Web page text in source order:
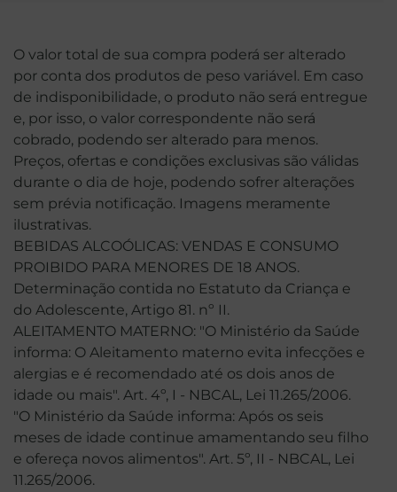
O valor total de sua compra poderá ser alterado
por conta dos produtos de peso variável. Em caso
de indisponibilidade, o produto não será entregue
e, por isso, o valor correspondente não será
cobrado, podendo ser alterado para menos.
Preços, ofertas e condições exclusivas são válidas
durante o dia de hoje, podendo sofrer alterações
sem prévia notificação. Imagens meramente
ilustrativas.
BEBIDAS ALCOÓLICAS: VENDAS E CONSUMO
PROIBIDO PARA MENORES DE 18 ANOS.
Determinação contida no Estatuto da Criança e
do Adolescente, Artigo 81. nº II.
ALEITAMENTO MATERNO: "O Ministério da Saúde
informa: O Aleitamento materno evita infecções e
alergias e é recomendado até os dois anos de
idade ou mais". Art. 4º, I - NBCAL, Lei 11.265/2006.
"O Ministério da Saúde informa: Após os seis
meses de idade continue amamentando seu filho
e ofereça novos alimentos". Art. 5º, II - NBCAL, Lei
11.265/2006.